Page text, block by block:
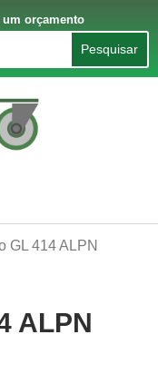
orçamento
Pesquisar
GL 414 ALPN
ALPN